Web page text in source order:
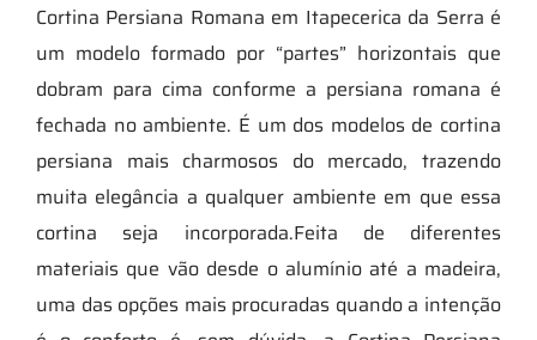
Cortina Persiana Romana em Itapecerica da Serra é
um modelo formado por “partes” horizontais que
dobram para cima conforme a persiana romana é
fechada no ambiente. É um dos modelos de cortina
persiana mais charmosos do mercado, trazendo
muita elegância a qualquer ambiente em que essa
cortina seja incorporada.Feita de diferentes
materiais que vão desde o alumínio até a madeira,
uma das opções mais procuradas quando a intenção